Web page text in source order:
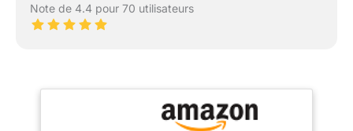
Note de 4.4 pour 70 utilisateurs